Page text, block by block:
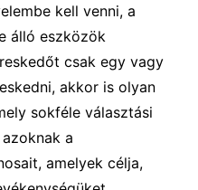
kell venni, a
álló eszközök
csak egy vagy
akkor is olyan
sokféle választási
a
amelyek célja,